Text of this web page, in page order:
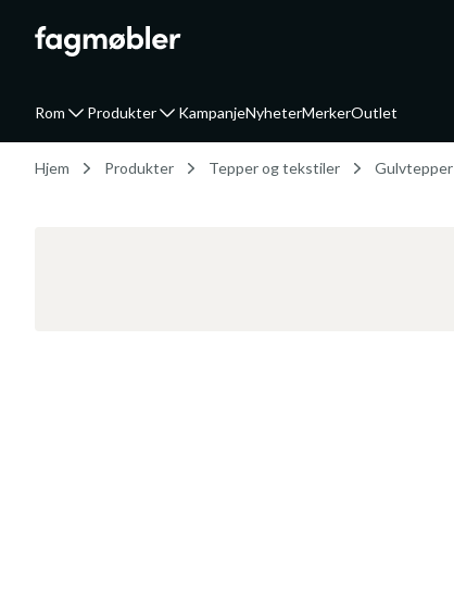
Rom Produkter KampanjeNyheterMerkerOutlet
Hjem Produkter Tepper og tekstiler Gulvtepper